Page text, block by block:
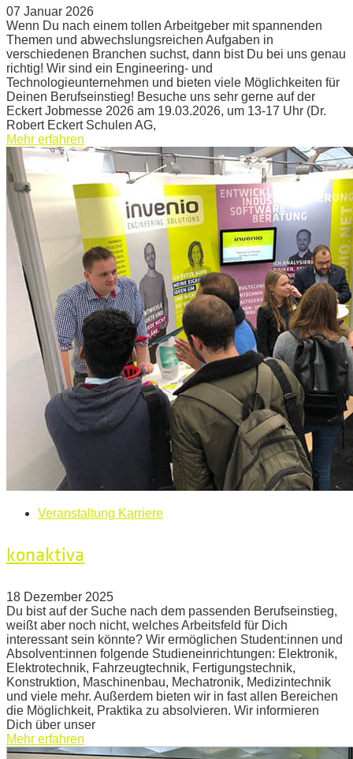
07 Januar 2026
Wenn Du nach einem tollen Arbeitgeber mit spannenden
Themen und abwechslungsreichen Aufgaben in
verschiedenen Branchen suchst, dann bist Du bei uns genau
richtig! Wir sind ein Engineering- und
Technologieunternehmen und bieten viele Möglichkeiten für
Deinen Berufseinstieg! Besuche uns sehr gerne auf der
Eckert Jobmesse 2026 am 19.03.2026, um 13-17 Uhr (Dr.
Robert Eckert Schulen AG,
Mehr erfahren
Veranstaltung Karriere
konaktiva
18 Dezember 2025
Du bist auf der Suche nach dem passenden Berufseinstieg,
weißt aber noch nicht, welches Arbeitsfeld für Dich
interessant sein könnte? Wir ermöglichen Student:innen und
Absolvent:innen folgende Studieneinrichtungen: Elektronik,
Elektrotechnik, Fahrzeugtechnik, Fertigungstechnik,
Konstruktion, Maschinenbau, Mechatronik, Medizintechnik
und viele mehr. Außerdem bieten wir in fast allen Bereichen
die Möglichkeit, Praktika zu absolvieren. Wir informieren
Dich über unser
Mehr erfahren